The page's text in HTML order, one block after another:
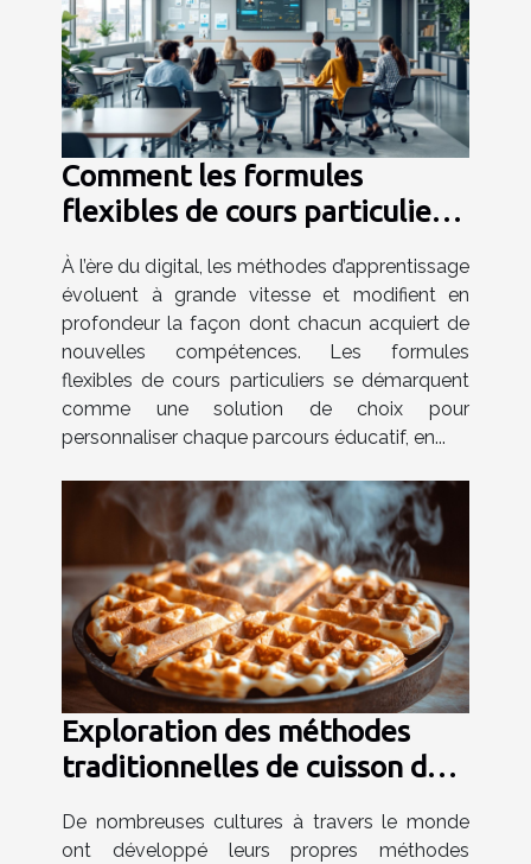
Comment les formules
flexibles de cours particuliers
favorisent-elles
l'apprentissage personnalisé ?
À l’ère du digital, les méthodes d’apprentissage
évoluent à grande vitesse et modifient en
profondeur la façon dont chacun acquiert de
nouvelles compétences. Les formules
flexibles de cours particuliers se démarquent
comme une solution de choix pour
personnaliser chaque parcours éducatif, en...
Exploration des méthodes
traditionnelles de cuisson des
De nombreuses cultures à travers le monde
ont développé leurs propres méthodes